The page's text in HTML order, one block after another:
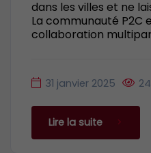
dans les villes et ne
La communauté P2C
collaboration
31 janvier 2025
Lire la suite